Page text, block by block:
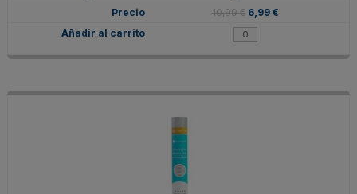
10,99 € 6,99 €